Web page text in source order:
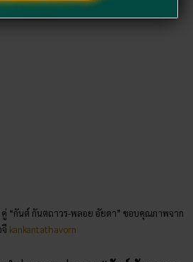
ดีไซน์ออกมาเป็นรูปของคู่บ่าวสาวที่
ยใช้กระดาษชนิดพิเศษสามารถดูดซับ